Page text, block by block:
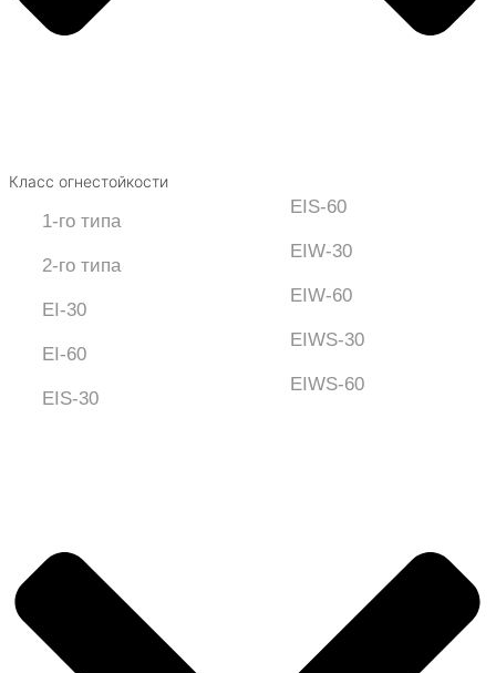
Класс огнестойкости
1-го типа
2-го типа
EI-30
EI-60
EIS-30
EIS-60
EIW-30
EIW-60
EIWS-30
EIWS-60